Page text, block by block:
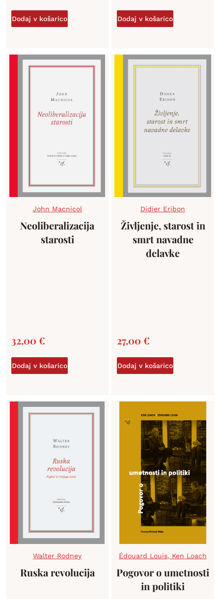
Dodaj v košarico Dodaj v košarico
John Macnicol
Neoliberalizacija
starosti
32,00 €
Dodaj v košarico
Didier Eribon
Življenje, starost in
smrt navadne
delavke
27,00 €
Dodaj v košarico
Walter Rodney
Ruska revolucija
Édouard Louis, Ken Loach
Pogovor o umetnosti
in politiki